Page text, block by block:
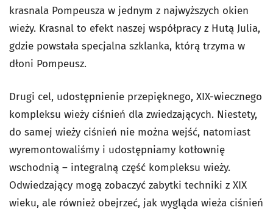
krasnala Pompeusza w jednym z najwyższych okien
wieży. Krasnal to efekt naszej współpracy z Hutą Julia,
gdzie powstała specjalna szklanka, którą trzyma w
dłoni Pompeusz.
Drugi cel, udostępnienie przepięknego, XIX-wiecznego
kompleksu wieży ciśnień dla zwiedzających. Niestety,
do samej wieży ciśnień nie można wejść, natomiast
wyremontowaliśmy i udostępniamy kotłownię
wschodnią – integralną część kompleksu wieży.
Odwiedzający mogą zobaczyć zabytki techniki z XIX
wieku, ale również obejrzeć, jak wygląda wieża ciśnień